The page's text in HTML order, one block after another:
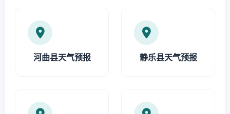
河曲县天气预报 静乐县天气预报